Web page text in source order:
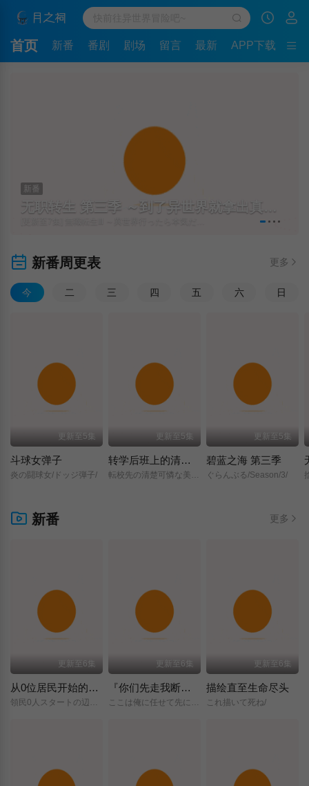
首页 新番 番剧 剧场 留言 最新 APP下载
新番
新番周更表 更多
今 二 三 四 五 六 日
更新至5集
斗球女弹子
炎の闘球女/ドッジ弾子/
更新至5集
转学后班上的清纯可爱美少女，竟是小时候玩在一起的哥儿们
転校先の清楚可憐な美少女が、昔男子と思って一緒に遊んだ幼馴染だった件/
更新至5集
碧蓝之海 第三季
ぐらんぶる/Season/3/
新番 更多
更新至6集
从0位居民开始的边境领主大人
更新至6集
『你们先走我断后』，于是10年后我成为了传说
更新至6集
描绘直至生命尽头
これ描いて死ね/